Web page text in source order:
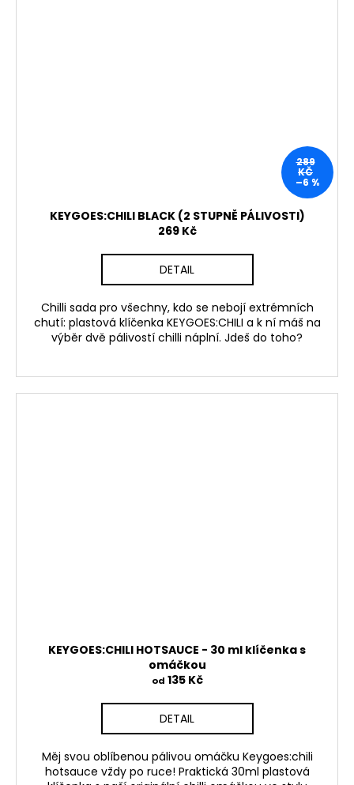
289
KČ
–6 %
KEYGOES:CHILI BLACK (2 STUPNĚ PÁLIVOSTI)
269 Kč
DETAIL
Chilli sada pro všechny, kdo se nebojí extrémních
chutí: plastová klíčenka KEYGOES:CHILI a k ní máš na
výběr dvě pálivostí chilli náplní. Jdeš do toho?
KEYGOES:CHILI HOTSAUCE - 30 ml klíčenka s
omáčkou
od 135 Kč
DETAIL
Měj svou oblíbenou pálivou omáčku Keygoes:chili
hotsauce vždy po ruce! Praktická 30ml plastová